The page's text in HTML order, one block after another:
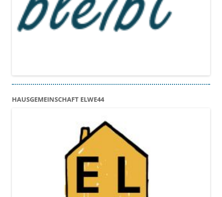
HAUSGEMEINSCHAFT ELWE44